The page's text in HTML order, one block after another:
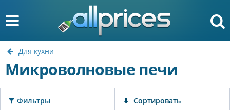
Для кухни
Микроволновые печи
Фильтры Сортировать